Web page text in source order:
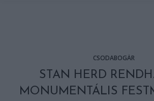
CSODABOGÁR
STAN HERD
MONUMENTÁLIS